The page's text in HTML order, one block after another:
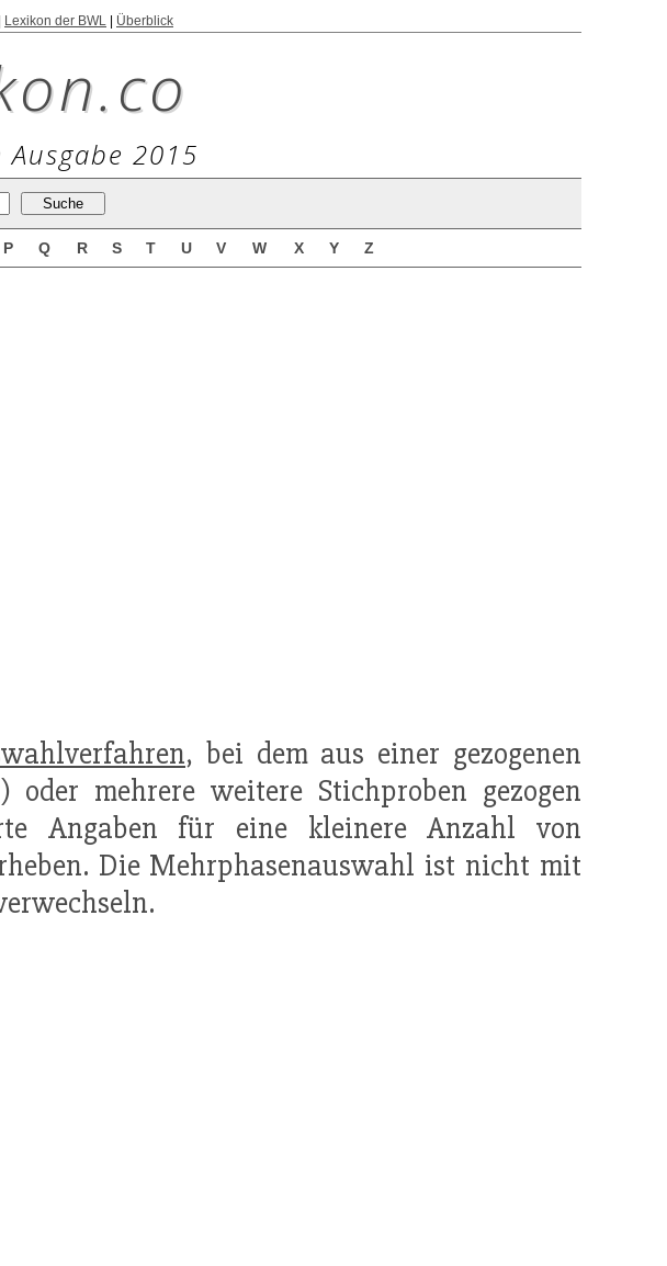
Lexikon der BWL Überblick
2015
P Q R S T U V W X Y Z
, bei dem aus einer gezogenen
mehrere weitere Stichproben gezogen
Angaben für eine kleinere Anzahl von
Die Mehrphasenauswahl ist nicht mit